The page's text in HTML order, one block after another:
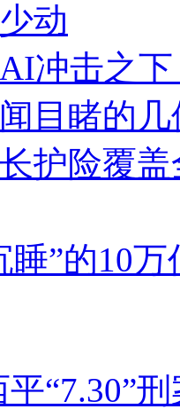
动
AI冲击之
目睹的
长护险覆
睡”的10
“7.30”